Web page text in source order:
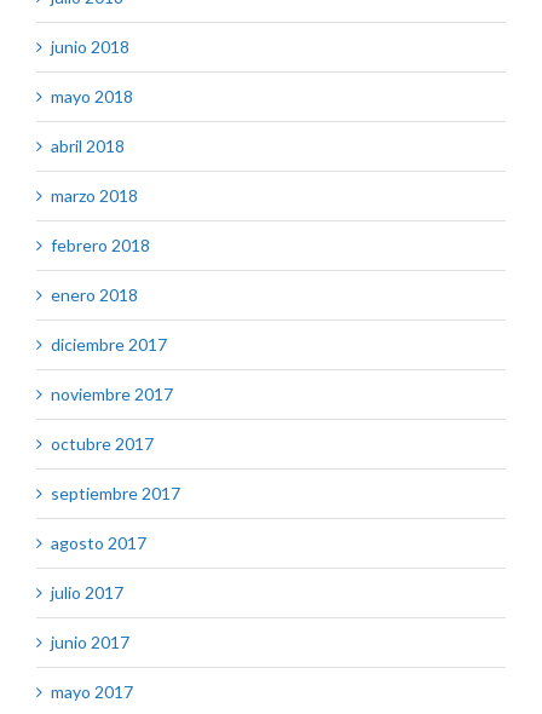
junio 2018
mayo 2018
abril 2018
marzo 2018
febrero 2018
enero 2018
diciembre 2017
noviembre 2017
octubre 2017
septiembre 2017
agosto 2017
julio 2017
junio 2017
mayo 2017